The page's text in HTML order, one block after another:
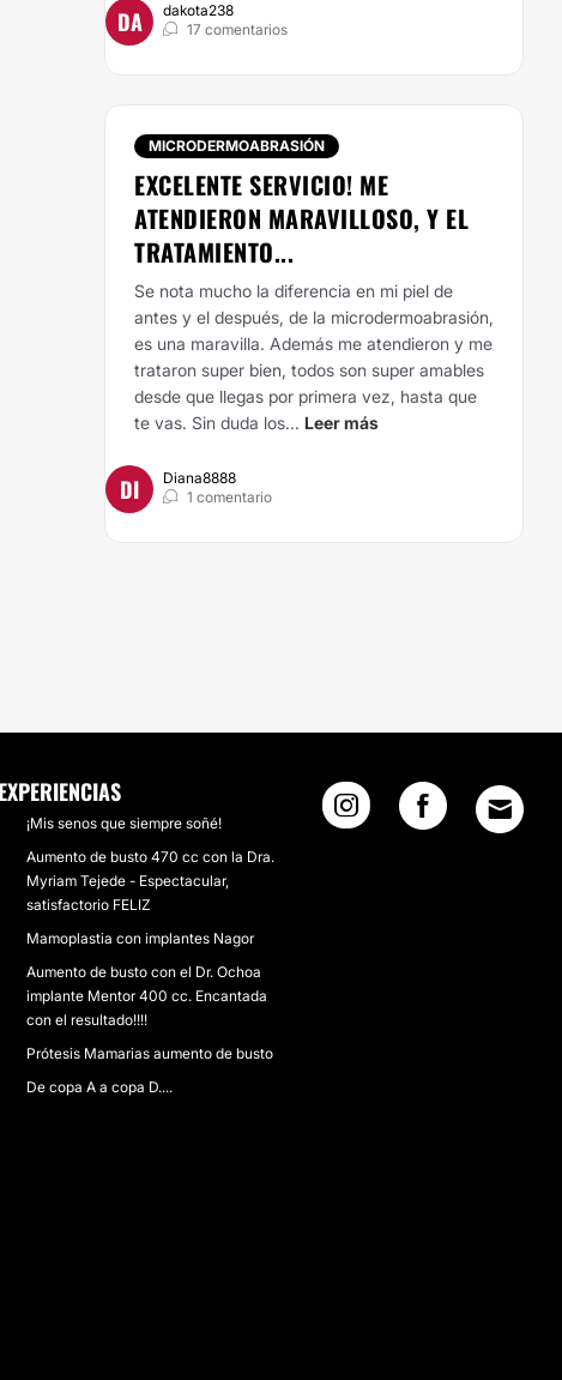
DA
dakota238
17 comentarios
MICRODERMOABRASIÓN
EXCELENTE SERVICIO! ME
ATENDIERON MARAVILLOSO, Y EL
TRATAMIENTO...
Se nota mucho la diferencia en mi piel de
antes y el después, de la microdermoabrasión,
es una maravilla. Además me atendieron y me
trataron super bien, todos son super amables
desde que llegas por primera vez, hasta que
te vas. Sin duda los... Leer más
DI
Diana8888
1 comentario
EXPERIENCIAS
¡Mis senos que siempre soñé!
Aumento de busto 470 cc con la Dra.
Myriam Tejede - Espectacular,
satisfactorio FELIZ
Mamoplastia con implantes Nagor
Aumento de busto con el Dr. Ochoa
implante Mentor 400 cc. Encantada
con el resultado!!!!
Prótesis Mamarias aumento de busto
De copa A a copa D....